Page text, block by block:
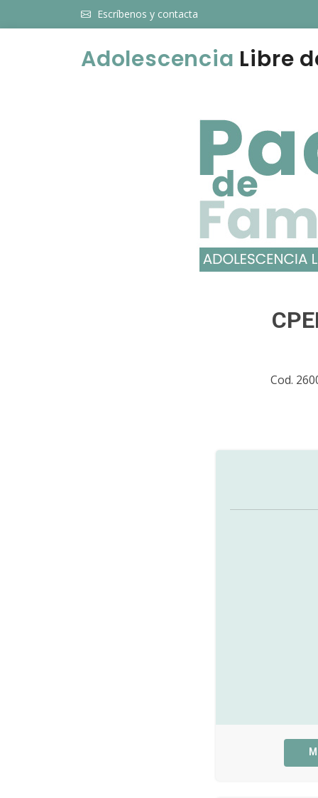
Escríbenos y contacta
Adolescencia Libre
Cod.